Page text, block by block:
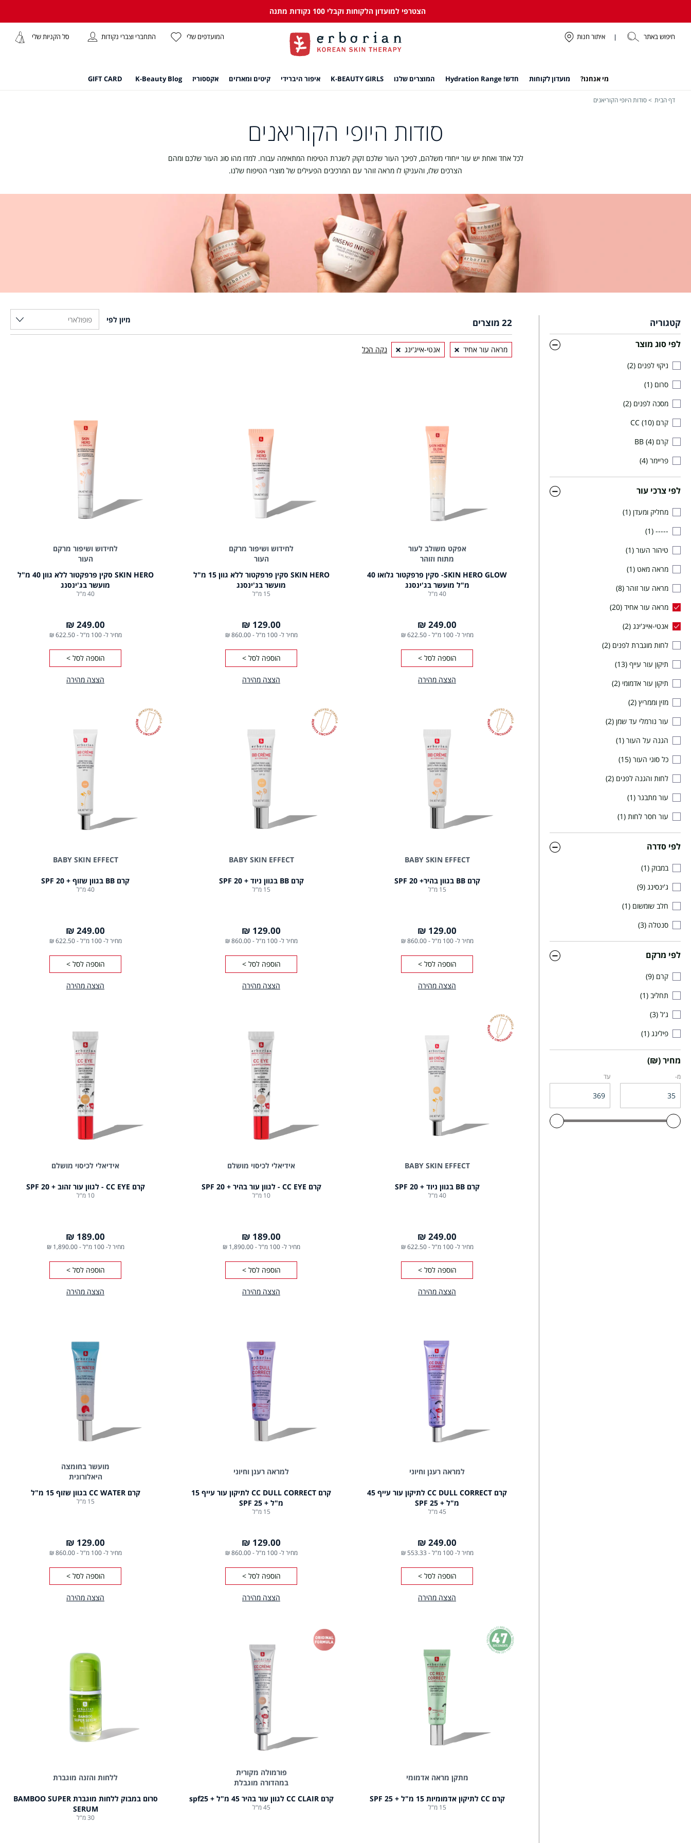
הצטרפי למועדון הלקוחות וקבלי 100 נקודות מתנה
חיפוש באתר איתור חנות המועדפים שלי התחברי וצברי נקודות סל הקניות שלי
מי אנחנו? מועדון לקוחות חדש! Hydration Range המוצרים שלנו K-BEAUTY GIRLS איפור היברידי קיטים ומארזים אקססוריז K-Beauty Blog
GIFT CARD
דף הבית סודות היופי הקוריאנים
סודות היופי הקוריאנים
לכל אחד ואחת יש עור ייחודי משלהם, לפיכך העור שלכם זקוק לשגרת הטיפוח המתאימה עבורו. למדו מהו סוג העור שלכם ומהם
הצרכים שלו, והעניקו לו מראה זוהר עם המרכיבים הפעילים של מוצרי הטיפוח שלנו.
22 מוצרים מיון לפי פופולארי
מראה עור אחיד אנטי-אייג'ינג נקה הכל
אפקט משולב לעור
מתוח וזוהר
SKIN HERO GLOW- סקין פרפקטור גלואו 40
מ"ל מועשר בג'ינסנג
40 מ"ל
הצצה מהירה
249.00 ₪
מחיר ל- 100 מ"ל -
622.50 ₪
הוספה לסל >
לחידוש ושיפור מרקם
העור
SKIN HERO סקין פרפקטור ללא גוון 15 מ"ל
מועשר בג'ינסנג
15 מ"ל
הצצה מהירה
129.00 ₪
מחיר ל- 100 מ"ל -
860.00 ₪
הוספה לסל >
לחידוש ושיפור מרקם
העור
SKIN HERO סקין פרפקטור ללא גוון 40 מ"ל
מועשר בג'ינסנג
40 מ"ל
הצצה מהירה
249.00 ₪
מחיר ל- 100 מ"ל -
622.50 ₪
הוספה לסל >
BABY SKIN EFFECT
קרם BB בגוון בהיר+ 20 SPF
15 מ"ל
הצצה מהירה
129.00 ₪
מחיר ל- 100 מ"ל -
860.00 ₪
הוספה לסל >
BABY SKIN EFFECT
קרם BB בגוון ניוד + 20 SPF
15 מ"ל
הצצה מהירה
129.00 ₪
מחיר ל- 100 מ"ל -
860.00 ₪
הוספה לסל >
BABY SKIN EFFECT
קרם BB בגוון שזוף + 20 SPF
40 מ"ל
הצצה מהירה
249.00 ₪
מחיר ל- 100 מ"ל -
622.50 ₪
הוספה לסל >
BABY SKIN EFFECT
קרם BB בגוון ניוד + 20 SPF
40 מ"ל
הצצה מהירה
249.00 ₪
מחיר ל- 100 מ"ל -
622.50 ₪
הוספה לסל >
אידיאלי לכיסוי מושלם
קרם CC EYE - לגוון עור בהיר + 20 SPF
10 מ"ל
הצצה מהירה
189.00 ₪
מחיר ל- 100 מ"ל -
1,890.00 ₪
הוספה לסל >
אידיאלי לכיסוי מושלם
קרם CC EYE - לגוון עור זהוב + 20 SPF
10 מ"ל
הצצה מהירה
189.00 ₪
מחיר ל- 100 מ"ל -
1,890.00 ₪
הוספה לסל >
למראה רענן וחיוני
קרם CC DULL CORRECT לתיקון עור עייף 45
מ"ל + SPF 25
45 מ"ל
הצצה מהירה
249.00 ₪
מחיר ל- 100 מ"ל -
553.33 ₪
הוספה לסל >
למראה רענן וחיוני
קרם CC DULL CORRECT לתיקון עור עייף 15
מ"ל + SPF 25
15 מ"ל
הצצה מהירה
129.00 ₪
מחיר ל- 100 מ"ל -
860.00 ₪
הוספה לסל >
מועשר בחומצה
היאלורונית
קרם CC WATER בגוון שזוף 15 מ"ל
15 מ"ל
הצצה מהירה
129.00 ₪
מחיר ל- 100 מ"ל -
860.00 ₪
הוספה לסל >
מתקן מראה אדמומי
קרם CC לתיקון אדמומיות 15 מ"ל + 25 SPF
15 מ"ל
פורמולה מקורית
במהדורה מוגבלת
קרם CC CLAIR לגוון עור בהיר 45 מ"ל + spf25
45 מ"ל
ללחות והזנה מוגברת
סרום במבוק ללחות מוגברת BAMBOO SUPER
SERUM
30 מ"ל
קטגוריה
לפי סוג מוצר
ניקוי לפנים 2
סרום
1
מסכה לפנים 2
קרם CC 10
קרם BB 4
פריימר 4
לפי צרכי עור
מחליק ומעדן 1
-----
1
טיהור העור 1
מראה מאט
1
מראה עור זוהר 8
מראה עור אחיד 20
אנטי-אייג'ינג 2
לחות מוגברת לפנים 2
תיקון עור עייף 13
תיקון עור אדמומי 2
מזין וממריץ 2
עור נורמלי עד שמן 2
הגנה על העור 1
כל סוגי העור 15
לחות והגנה לפנים 2
עור מתבגר 1
עור חסר לחות 1
לפי סדרה
במבוק
1
ג'ינסינג 9
חלב שומשום
1
סנטלה 3
לפי מרקם
קרם 9
תחליב 1
ג'ל 3
פילינג 1
מחיר (₪)
מ- עד